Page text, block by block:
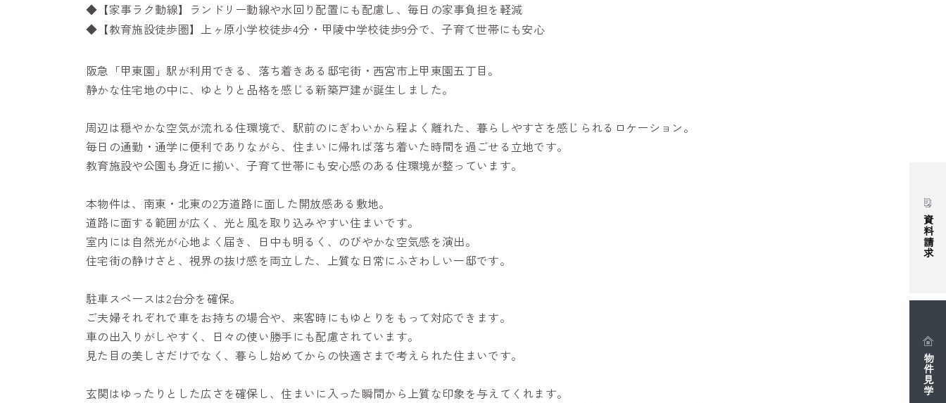
資料請求
物件見学
◆【家事ラク動線】ランドリー動線や水回り配置にも配慮し、毎日の家事負担を軽減
◆【教育施設徒歩圏】上ヶ原小学校徒歩4分・甲陵中学校徒歩9分で、子育て世帯にも安心
阪急「甲東園」駅が利用できる、落ち着きある邸宅街・西宮市上甲東園五丁目。
静かな住宅地の中に、ゆとりと品格を感じる新築戸建が誕生しました。
周辺は穏やかな空気が流れる住環境で、駅前のにぎわいから程よく離れた、暮らしやすさを感じられるロケーション。
毎日の通勤・通学に便利でありながら、住まいに帰れば落ち着いた時間を過ごせる立地です。
教育施設や公園も身近に揃い、子育て世帯にも安心感のある住環境が整っています。
本物件は、南東・北東の2方道路に面した開放感ある敷地。
道路に面する範囲が広く、光と風を取り込みやすい住まいです。
室内には自然光が心地よく届き、日中も明るく、のびやかな空気感を演出。
住宅街の静けさと、視界の抜け感を両立した、上質な日常にふさわしい一邸です。
駐車スペースは2台分を確保。
ご夫婦それぞれで車をお持ちの場合や、来客時にもゆとりをもって対応できます。
車の出入りがしやすく、日々の使い勝手にも配慮されています。
見た目の美しさだけでなく、暮らし始めてからの快適さまで考えられた住まいです。
玄関はゆったりとした広さを確保し、住まいに入った瞬間から上質な印象を与えてくれます。